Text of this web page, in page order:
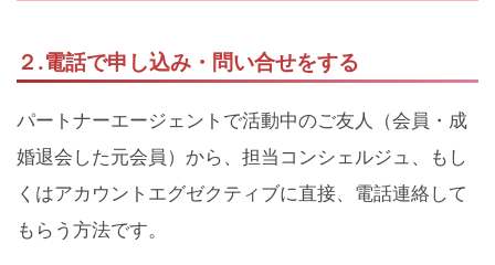
２.電話で申し込み・問い合せをする
パートナーエージェントで活動中のご友人（会員・成
婚退会した元会員）から、担当コンシェルジュ、もし
くはアカウントエグゼクティブに直接、電話連絡して
もらう方法です。